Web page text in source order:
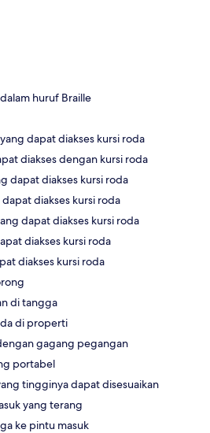
huruf Braille
dapat diakses kursi roda
diakses dengan kursi roda
dapat diakses kursi roda
diakses kursi roda
dapat diakses kursi roda
diakses kursi roda
diakses kursi roda
di tangga
di properti
gagang pegangan
portabel
tingginya dapat disesuaikan
yang terang
ke pintu masuk